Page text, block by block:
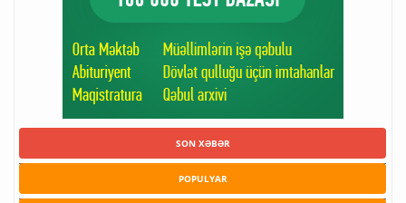
SON XƏBƏR
POPULYAR